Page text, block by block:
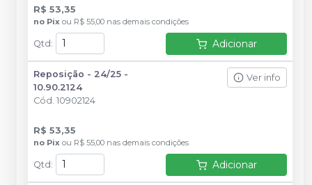
R$ 53,35
no Pix ou R$ 55,00 nas demais condições
Qtd : Adicionar
Reposição - 24/25 -
10.90.2124
Cód. 10902124
Ver info
R$ 53,35
no Pix ou R$ 55,00 nas demais condições
Qtd : Adicionar